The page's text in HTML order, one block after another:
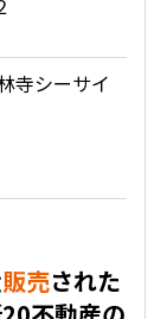
寺シーサイ
販売された